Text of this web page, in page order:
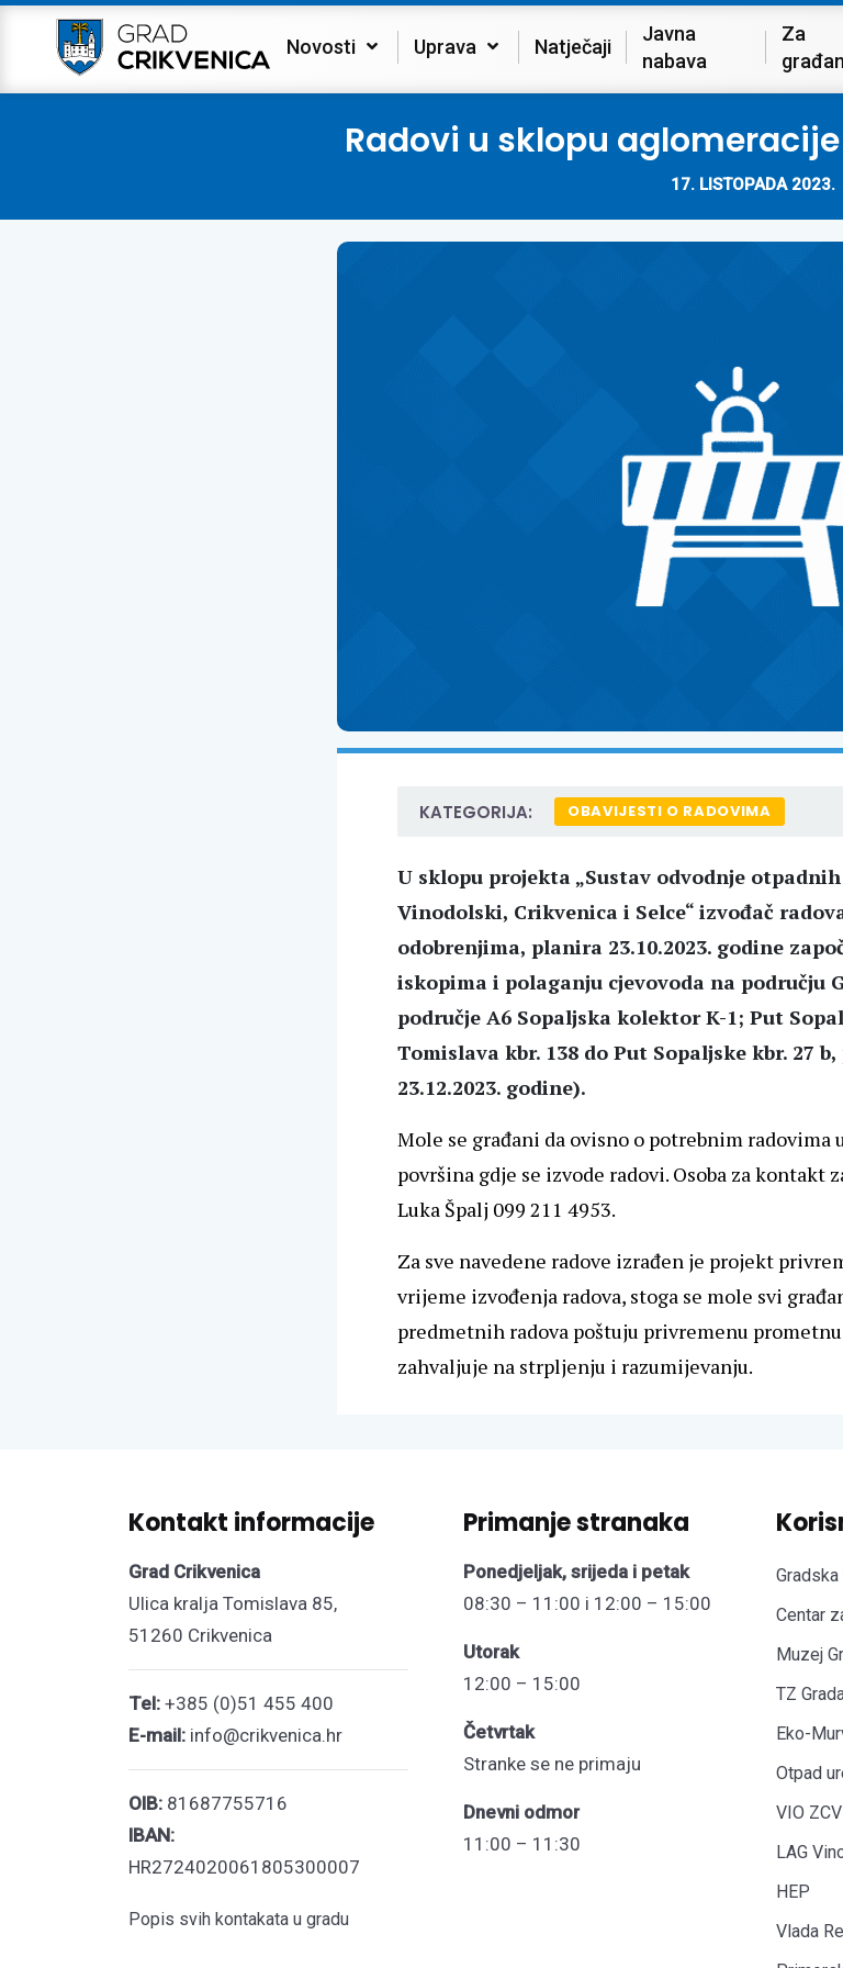
Novosti Uprava Natječaji
Javna
nabava
Za
Radovi u sklopu
17. LISTOPADA 2023.
KATEGORIJA: OBAVIJESTI O RADOVIMA
U sklopu projekta „Sustav odvodnje
Vinodolski, Crikvenica i Selce“ izvođač
odobrenjima, planira 23.10.2023. godine
iskopima i polaganju cjevovoda na području
područje A6 Sopaljska kolektor K-1; Put
Tomislava kbr. 138 do Put Sopaljske kbr. 27
23.12.2023. godine).
Mole se građani da ovisno o potrebnim radovima
površina gdje se izvode radovi. Osoba za kontakt
Luka Špalj 099 211 4953.
Za sve navedene radove izrađen je projekt
vrijeme izvođenja radova, stoga se mole svi
predmetnih radova poštuju privremenu
zahvaljuje na strpljenju i razumijevanju.
Kontakt informacije
Grad Crikvenica
Ulica kralja Tomislava 85,
51260 Crikvenica
Tel: +385 (0)51 455 400
E-mail: info@crikvenica.hr
OIB: 81687755716
IBAN:
HR2724020061805300007
Popis svih kontakata u gradu
Primanje stranaka
Ponedjeljak, srijeda i petak
08:30 – 11:00 i 12:00 – 15:00
Utorak
12:00 – 15:00
Četvrtak
Stranke se ne primaju
Dnevni odmor
11:00 – 11:30
Centar
Muzej
TZ
Eko-
Otpad
VIO ZCV
LAG
HEP
Vlada